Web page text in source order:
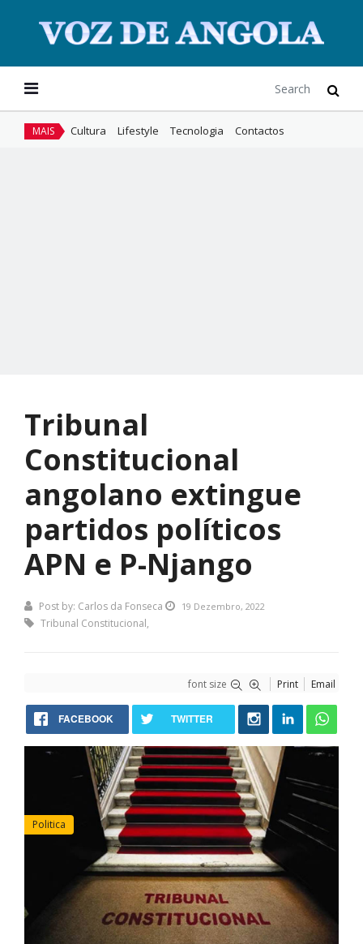
MAIS Cultura Lifestyle Tecnologia Contactos
Tribunal
Constitucional
angolano extingue
partidos políticos
APN e P-Njango
Post by: Carlos da Fonseca 19 Dezembro, 2022
Tribunal Constitucional,
font size Print Email
FACEBOOK TWITTER
Politica